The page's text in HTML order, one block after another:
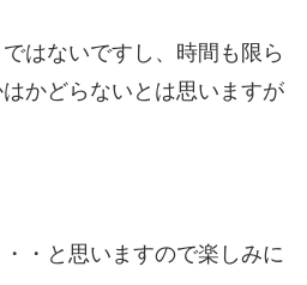
はないですし、時間も限ら
かどらないとは思いますが
・と思いますので楽しみに